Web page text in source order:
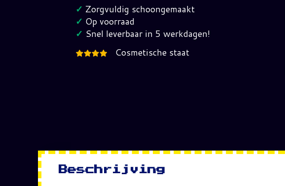
6370
Jaren
80
✓ Zorgvuldig schoongemaakt
✓ Op voorraad
✓ Snel leverbaar in 5 werkdagen!
Cosmetische staat
Beschrijving